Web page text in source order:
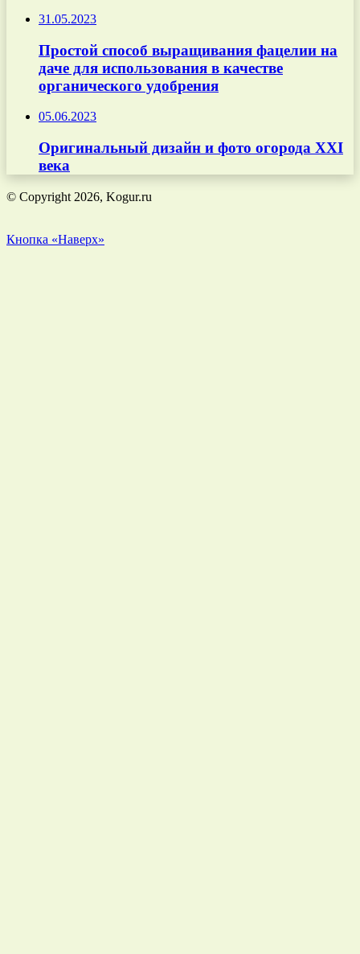
31.05.2023
Простой способ выращивания фацелии на
даче для использования в качестве
органического удобрения
05.06.2023
Оригинальный дизайн и фото огорода XXI
века
© Copyright 2026, Kogur.ru
Кнопка «Наверх»